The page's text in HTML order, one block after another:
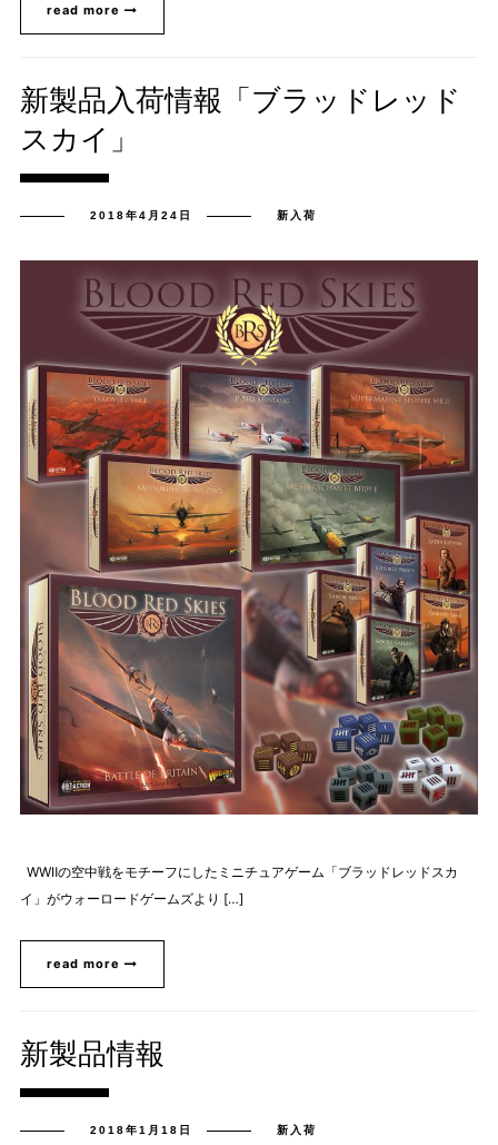
read more
新製品入荷情報「ブラッドレッド
スカイ」
2018年4月24日 新入荷
WWⅡの空中戦をモチーフにしたミニチュアゲーム「ブラッドレッドスカ
イ」がウォーロードゲームズより […]
read more
新製品情報
2018年1月18日 新入荷